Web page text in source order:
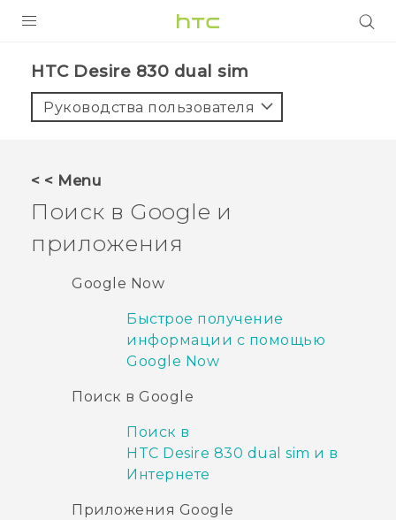
5G
VIVERSE
ПОДДЕРЖКА
HTC Desire 830 dual sim‎
Руководства пользователя
< < Menu
Поиск в Google и
приложения
Google Now
Быстрое получение
информации с помощью
Google Now
Поиск в Google
Поиск в
HTC Desire 830 dual sim и в
Интернете
Приложения Google